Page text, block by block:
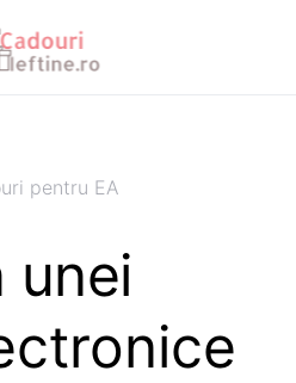
pentru EA
unei